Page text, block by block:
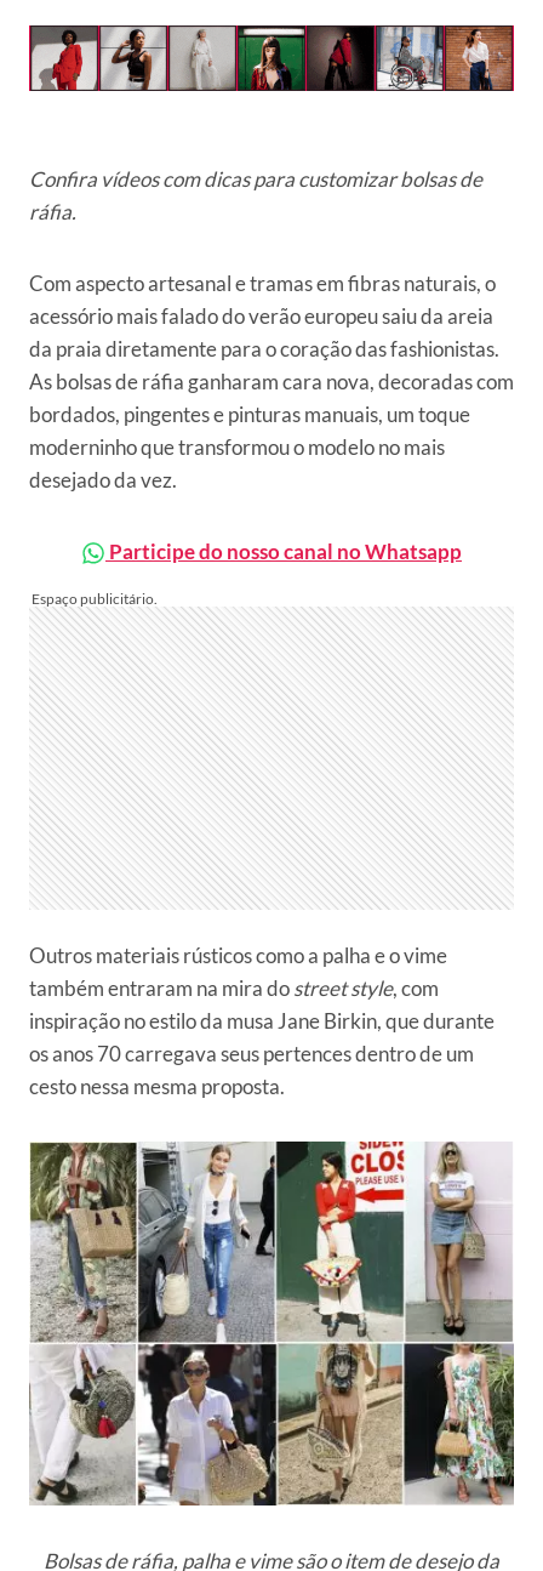
Confira vídeos com dicas para customizar bolsas de
ráfia.
Com aspecto artesanal e tramas em fibras naturais, o
acessório mais falado do verão europeu saiu da areia
da praia diretamente para o coração das fashionistas.
As bolsas de ráfia ganharam cara nova, decoradas com
bordados, pingentes e pinturas manuais, um toque
moderninho que transformou o modelo no mais
desejado da vez.
Participe do nosso canal no Whatsapp
Outros materiais rústicos como a palha e o vime
também entraram na mira dostreet style, com
inspiração no estilo da musa Jane Birkin, que durante
os anos 70 carregava seus pertences dentro de um
cesto nessa mesma proposta.
Bolsas de ráfia, palha e vime são o item de desejo da